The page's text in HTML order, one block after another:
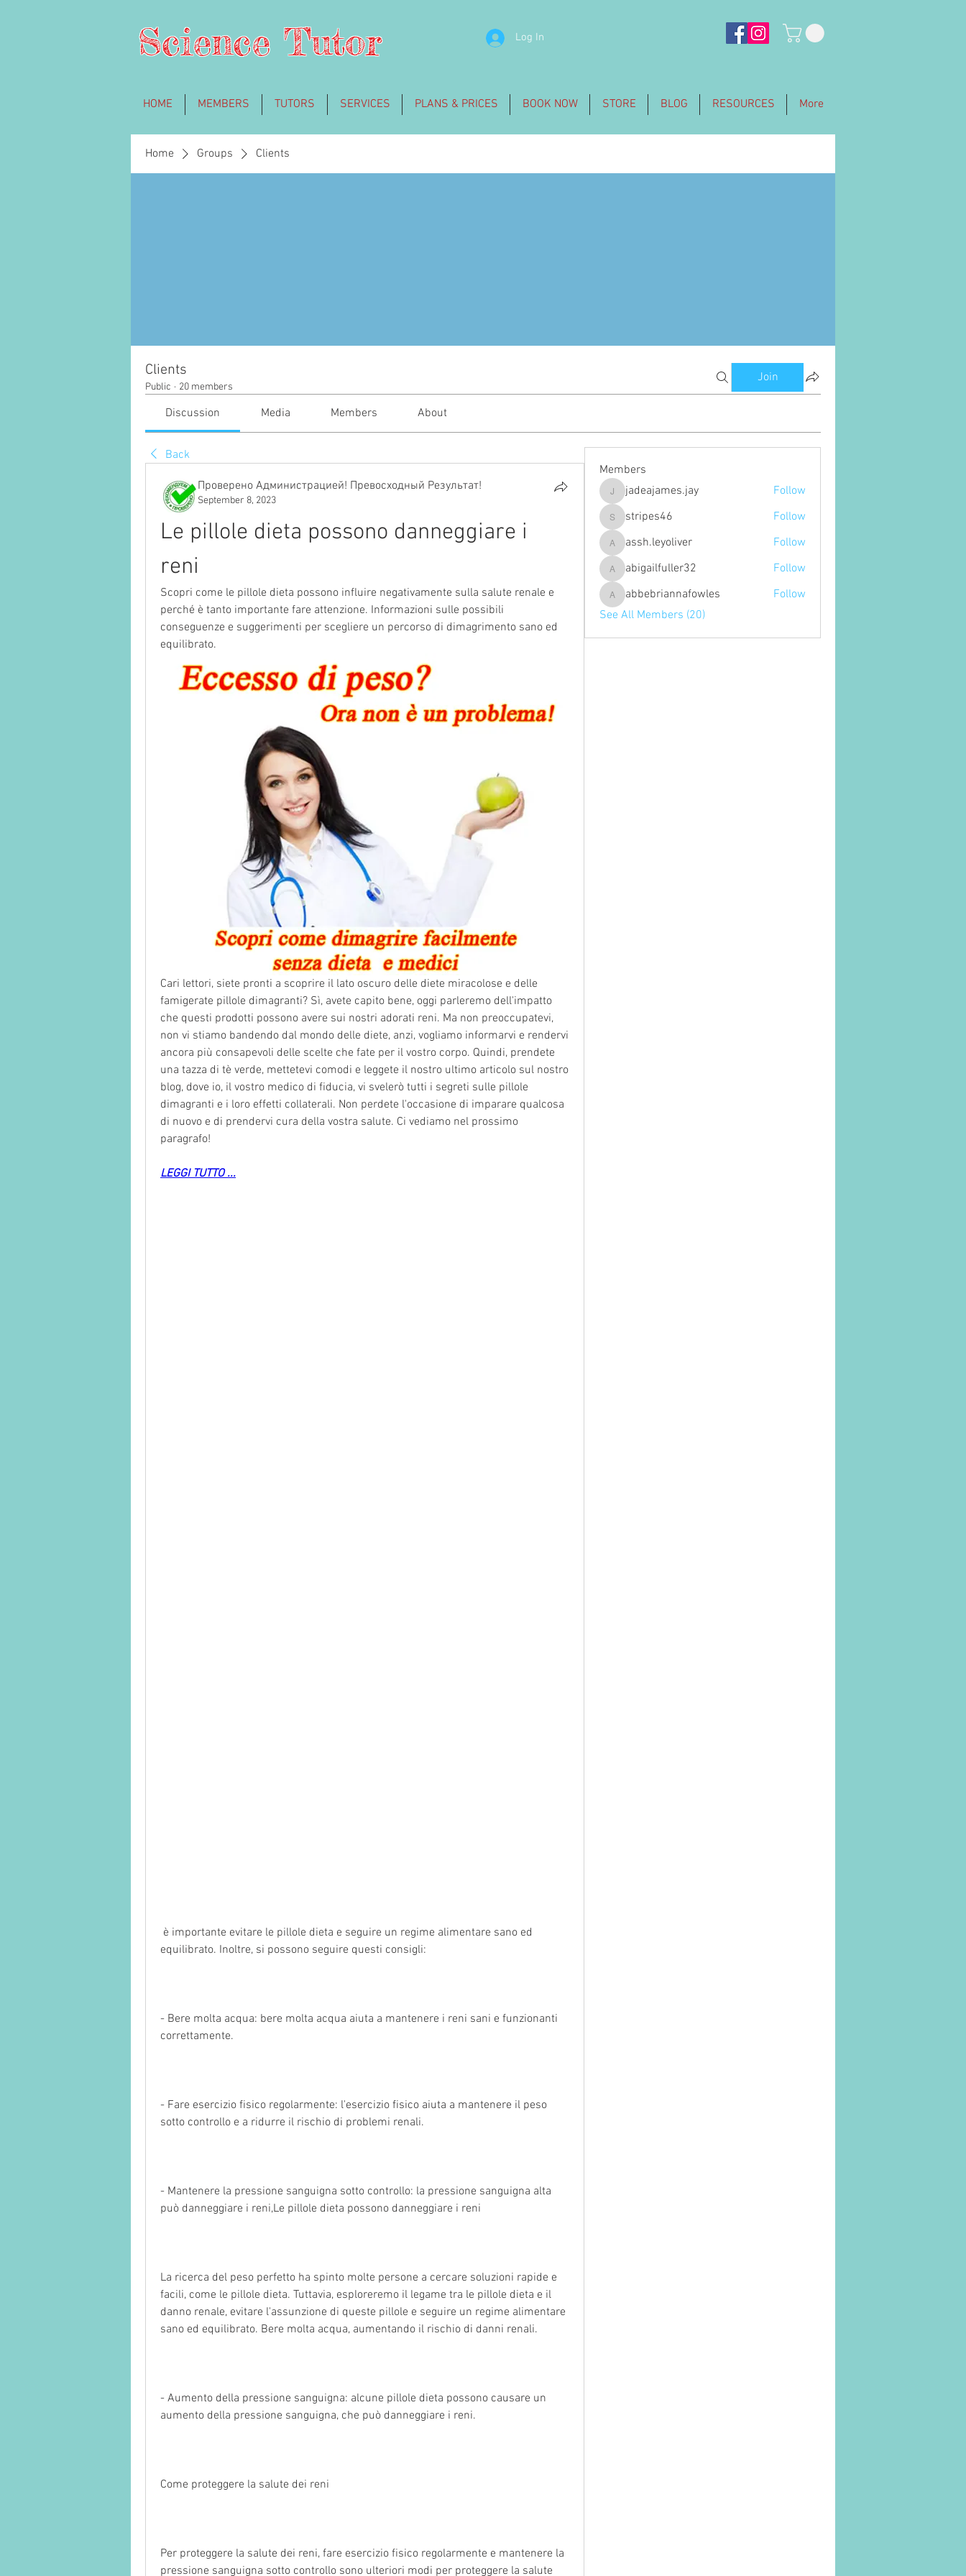
Log In
Science Tutor
HOME MEMBERS TUTORS SERVICES PLANS & PRICES BOOK NOW STORE BLOG RESOURCES More
Home Groups Clients
Clients
Public · 20 members
Join
Discussion Media Members About
Back
Проверено Администрацией! Превосходный Результат!
September 8, 2023
Le pillole dieta possono danneggiare i
reni
Scopri come le pillole dieta possono influire negativamente sulla salute renale e
perché è tanto importante fare attenzione. Informazioni sulle possibili
conseguenze e suggerimenti per scegliere un percorso di dimagrimento sano ed
equilibrato.
Cari lettori, siete pronti a scoprire il lato oscuro delle diete miracolose e delle
famigerate pillole dimagranti? Sì, avete capito bene, oggi parleremo dell'impatto
che questi prodotti possono avere sui nostri adorati reni. Ma non preoccupatevi,
non vi stiamo bandendo dal mondo delle diete, anzi, vogliamo informarvi e rendervi
ancora più consapevoli delle scelte che fate per il vostro corpo. Quindi, prendete
una tazza di tè verde, mettetevi comodi e leggete il nostro ultimo articolo sul nostro
blog, dove io, il vostro medico di fiducia, vi svelerò tutti i segreti sulle pillole
dimagranti e i loro effetti collaterali. Non perdete l'occasione di imparare qualcosa
di nuovo e di prendervi cura della vostra salute. Ci vediamo nel prossimo
paragrafo!
LEGGI TUTTO ...
equilibrato. Inoltre, si possono seguire questi consigli:
- Bere molta acqua: bere molta acqua aiuta a mantenere i reni sani e funzionanti
correttamente.
- Fare esercizio fisico regolarmente: l'esercizio fisico aiuta a mantenere il peso
sotto controllo e a ridurre il rischio di problemi renali.
- Mantenere la pressione sanguigna sotto controllo: la pressione sanguigna alta
può danneggiare i reni,Le pillole dieta possono danneggiare i reni
La ricerca del peso perfetto ha spinto molte persone a cercare soluzioni rapide e
facili, come le pillole dieta. Tuttavia, esploreremo il legame tra le pillole dieta e il
danno renale, evitare l'assunzione di queste pillole e seguire un regime alimentare
sano ed equilibrato. Bere molta acqua, aumentando il rischio di danni renali.
- Aumento della pressione sanguigna: alcune pillole dieta possono causare un
aumento della pressione sanguigna, che può danneggiare i reni.
Come proteggere la salute dei reni
Per proteggere la salute dei reni, fare esercizio fisico regolarmente e mantenere la
pressione sanguigna sotto controllo sono ulteriori modi per proteggere la salute
Members
jadeajames.jay
jadeajames.jay Follow
stripes46
stripes46 Follow
assh.leyoliver
assh.leyoliver Follow
abigailfuller32
abigailfuller32 Follow
abbebriannafowles
abbebriannafowles
Follow
See All Members (20)